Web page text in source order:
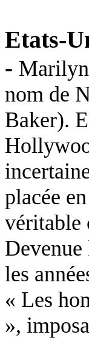
Etats-
- Marilyn
nom de
Baker).
placée
véritable
Devenue
les
« Les
»,